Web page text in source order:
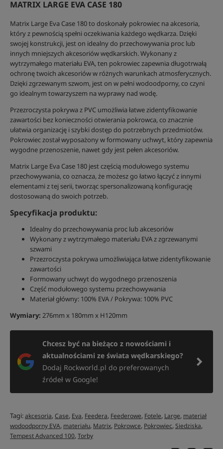
MATRIX LARGE EVA CASE 180
Matrix Large Eva Case 180 to doskonały pokrowiec na akcesoria,
który z pewnością spełni oczekiwania każdego wędkarza. Dzięki
swojej konstrukcji, jest on idealny do przechowywania proc lub
innych mniejszych akcesoriów wędkarskich. Wykonany z
wytrzymałego materiału EVA, ten pokrowiec zapewnia długotrwałą
ochronę twoich akcesoriów w różnych warunkach atmosferycznych.
Dzięki zgrzewanym szwom, jest on w pełni wodoodporny, co czyni
go idealnym towarzyszem na wyprawy nad wodę.
Przezroczysta pokrywa z PVC umożliwia łatwe zidentyfikowanie
zawartości bez konieczności otwierania pokrowca, co znacznie
ułatwia organizację i szybki dostęp do potrzebnych przedmiotów.
Pokrowiec został wyposażony w formowany uchwyt, który zapewnia
wygodne przenoszenie, nawet gdy jest pełen akcesoriów.
Matrix Large Eva Case 180 jest częścią modułowego systemu
przechowywania, co oznacza, że możesz go łatwo łączyć z innymi
elementami z tej serii, tworząc spersonalizowaną konfigurację
dostosowaną do swoich potrzeb.
Specyfikacja produktu:
Idealny do przechowywania proc lub akcesoriów
Wykonany z wytrzymałego materiału EVA z zgrzewanymi
szwami
Przezroczysta pokrywa umożliwiająca łatwe zidentyfikowanie
zawartości
Formowany uchwyt do wygodnego przenoszenia
Część modułowego systemu przechowywania
Materiał główny: 100% EVA / Pokrywa: 100% PVC
Wymiary: 276mm x 180mm x H120mm
Chcesz być na bieżąco z nowościami i
aktualnościami ze świata wędkarskiego?
Dodaj Rockworld.pl do preferowanych
źródeł w Google!
Tagi:akcesoria,Case, Eva, Feedera, Feederowe, Fotele, Large, materiał
wodoodporny EVA, materiału, Matrix, Pokrowce, Pokrowiec,Siedziska,
Tempest Advanced 100,Torby